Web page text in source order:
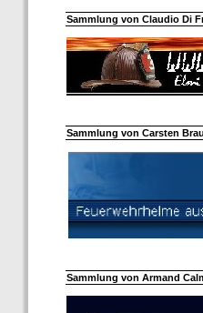
Sammlung von Claudio Di
Sammlung von Carsten
Sammlung von Armand